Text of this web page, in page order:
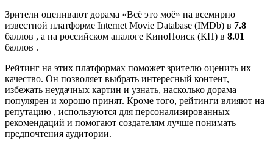
Зрители оценивают дорама «Всё это моё» на всемирно
известной платформе Internet Movie Database (IMDb) в 7.8
баллов , а на российском аналоге КиноПоиск (КП) в 8.01
баллов .
Рейтинг на этих платформах поможет зрителю оценить их
качество. Он позволяет выбрать интересный контент,
избежать неудачных картин и узнать, насколько дорама
популярен и хорошо принят. Кроме того, рейтинги влияют на
репутацию , используются для персонализированных
рекомендаций и помогают создателям лучше понимать
предпочтения аудитории.